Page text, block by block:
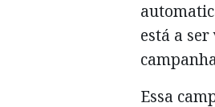
está a
Essa